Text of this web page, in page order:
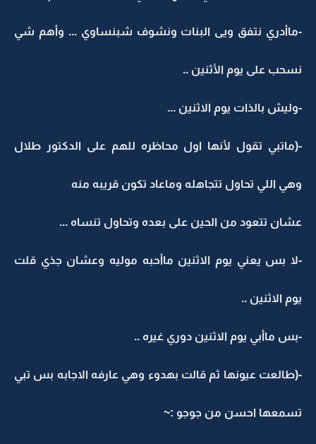
-ماأدري نتفق ويى البنات ونشوف شبنساوي ... وأهم شي
نسحب على يوم الأثنين ..
-وليش بالذات يوم الاثنين ...
-(ماتبي تقول لأنها اول محاظره للهم على الدكتور طلال
وهي اللي تحاول تتجاهله وماعاد تكون قريبه منه
عشان تتعود من الحين على بعده وتحاول تنساه ...
-لا بس يعني يوم الاثنين ماأحبه موليه وعشان جذي قلت
يوم الاثنين ..
-بس ماأبي يوم الاثنين دوري غيره ..
-(طالعت عيونها ثم قالت بهدوء وهي عارفه الاجابه بس تبي
تسمعها احسن من جوجو :~